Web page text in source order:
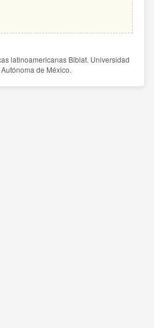
latinoamericanas Biblat. Universidad
de México.